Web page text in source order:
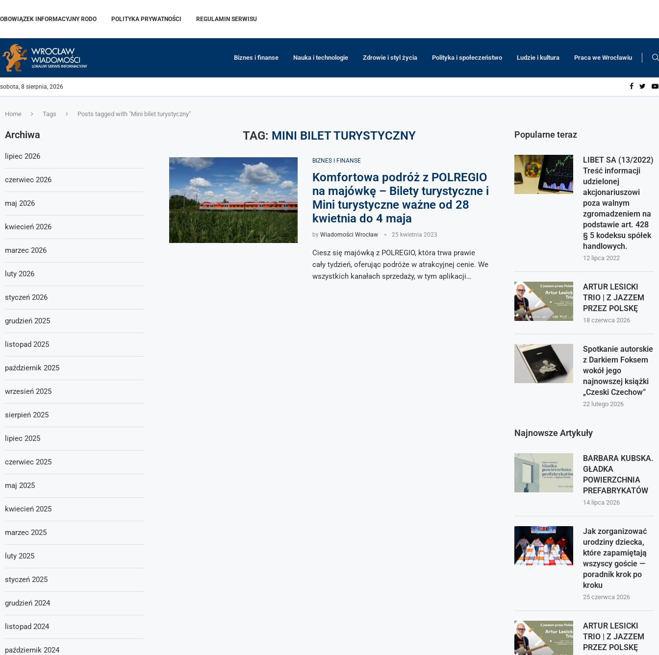
OBOWIĄZEK INFORMACYJNY RODO POLITYKA PRYWATNOŚCI REGULAMIN SERWISU
Biznes i finanse Nauka i technologie Zdrowie i styl życia Polityka i społeczeństwo Ludzie i kultura Praca we Wrocławiu
sobota, 8 sierpnia, 2026
Home Tags Posts tagged with "Mini bilet turystyczny"
TAG: MINI BILET TURYSTYCZNY
BIZNES I FINANSE
Komfortowa podróż z POLREGIO
na majówkę – Bilety turystyczne i
Mini turystyczne ważne od 28
kwietnia do 4 maja
by Wiadomości Wrocław 25 kwietnia 2023
Ciesz się majówką z POLREGIO, która trwa prawie
cały tydzień, oferując podróże w atrakcyjnej cenie. We
wszystkich kanałach sprzedaży, w tym aplikacji…
Popularne teraz
LIBET SA (13/2022)
Treść informacji
udzielonej
akcjonariuszowi
poza walnym
zgromadzeniem na
podstawie art. 428
§ 5 kodeksu spółek
handlowych.
12 lipca 2022
ARTUR LESICKI
TRIO | Z JAZZEM
PRZEZ POLSKĘ
18 czerwca 2026
Spotkanie autorskie
z Darkiem Foksem
wokół jego
najnowszej książki
„Czeski Czechow”
22 lutego 2026
Najnowsze Artykuły
BARBARA KUBSKA.
GŁADKA
POWIERZCHNIA
PREFABRYKATÓW
14 lipca 2026
Jak zorganizować
urodziny dziecka,
które zapamiętają
wszyscy goście —
poradnik krok po
kroku
25 czerwca 2026
ARTUR LESICKI
TRIO | Z JAZZEM
PRZEZ POLSKĘ
Archiwa
lipiec 2026
czerwiec 2026
maj 2026
kwiecień 2026
marzec 2026
luty 2026
styczeń 2026
grudzień 2025
listopad 2025
październik 2025
wrzesień 2025
sierpień 2025
lipiec 2025
czerwiec 2025
maj 2025
kwiecień 2025
marzec 2025
luty 2025
styczeń 2025
grudzień 2024
listopad 2024
październik 2024